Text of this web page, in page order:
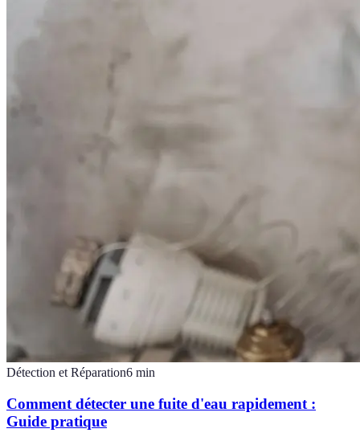
Détection et Réparation6 min
Comment détecter une fuite d'eau rapidement :
Guide pratique